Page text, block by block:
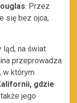
. Przez
się bez ojca,
ląd, na świat
przeprowadza
w którym
gdzie
jego